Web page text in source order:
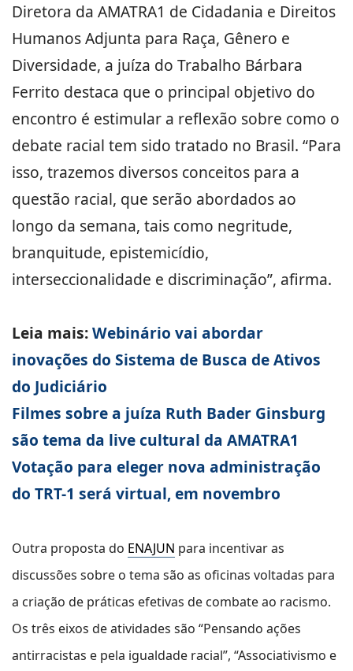
Diretora da AMATRA1 de Cidadania e Direitos
Humanos Adjunta para Raça, Gênero e
Diversidade, a juíza do Trabalho Bárbara
Ferrito destaca que o principal objetivo do
encontro é estimular a reflexão sobre como o
debate racial tem sido tratado no Brasil. “Para
isso, trazemos diversos conceitos para a
questão racial, que serão abordados ao
longo da semana, tais como negritude,
branquitude, epistemicídio,
interseccionalidade e discriminação”, afirma.
Leia mais:Webinário vai abordar
inovações do Sistema de Busca de Ativos
do Judiciário
Filmes sobre a juíza Ruth Bader Ginsburg
são tema da live cultural da AMATRA1
Votação para eleger nova administração
do TRT-1 será virtual, em novembro
Outra proposta do ENAJUN para incentivar as
discussões sobre o tema são as oficinas voltadas para
a criação de práticas efetivas de combate ao racismo.
Os três eixos de atividades são “Pensando ações
antirracistas e pela igualdade racial”, “Associativismo e